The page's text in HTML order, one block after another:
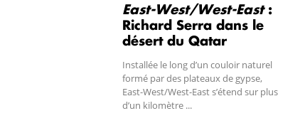
East-West/West-East:
Richard Serra dans le
désert du Qatar
Installée le long d’un couloir naturel
formé par des plateaux de gypse,
East-West/West-East s’étend sur plus
d’un kilomètre ...